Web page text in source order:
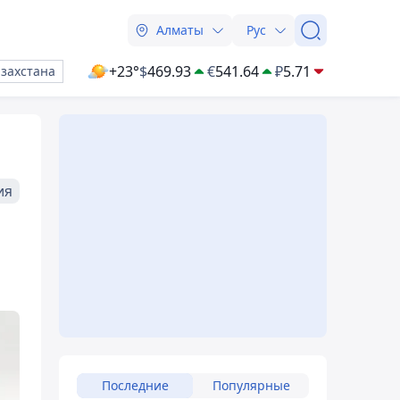
Алматы Рус
+23°$469.93 €541.64 ₽5.71
Последние Популярные